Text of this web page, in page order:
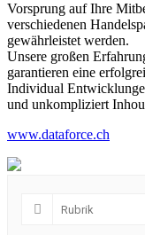
Vorsprung auf Ihre
verschiedenen
gewährleistet werden.
Unsere großen
garantieren eine
Individual
und unkompliziert
www.dataforce.ch